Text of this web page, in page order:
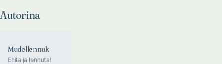
Autorina
Mudellennuk
Ehita ja lennuta!